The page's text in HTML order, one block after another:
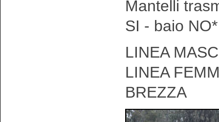
Mantelli
SI - baio
LINEA
LINEA
BREZZA